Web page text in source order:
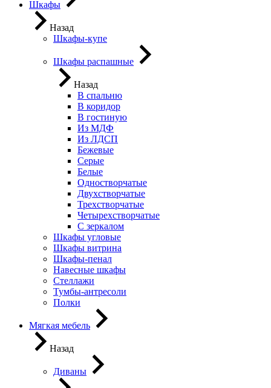
Шкафы
Назад
Шкафы-купе
Шкафы распашные
Назад
В спальню
В коридор
В гостиную
Из МДФ
Из ЛДСП
Бежевые
Серые
Белые
Одностворчатые
Двухстворчатые
Трехстворчатые
Четырехстворчатые
С зеркалом
Шкафы угловые
Шкафы витрина
Шкафы-пенал
Навесные шкафы
Стеллажи
Тумбы-антресоли
Полки
Мягкая мебель
Назад
Диваны